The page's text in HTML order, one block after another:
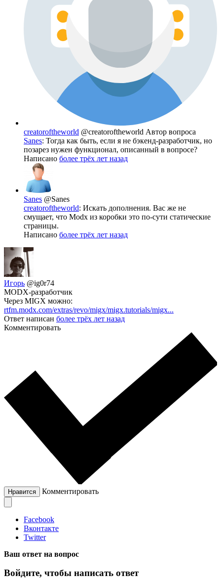
creatoroftheworld @creatoroftheworld Автор вопроса
Sanes: Тогда как быть, если я не бэкенд-разработчик, но
позарез нужен функционал, описанный в вопросе?
Написано более трёх лет назад
Sanes @Sanes
creatoroftheworld: Искать дополнения. Вас же не
смущает, что Modx из коробки это по-сути статические
страницы.
Написано более трёх лет назад
Игорь @ig0r74
MODX-разработчик
Через MIGX можно:
rtfm.modx.com/extras/revo/migx/migx.tutorials/migx...
Ответ написан более трёх лет назад
Комментировать
Нравится Комментировать
Facebook
Вконтакте
Twitter
Ваш ответ на вопрос
Войдите, чтобы написать ответ